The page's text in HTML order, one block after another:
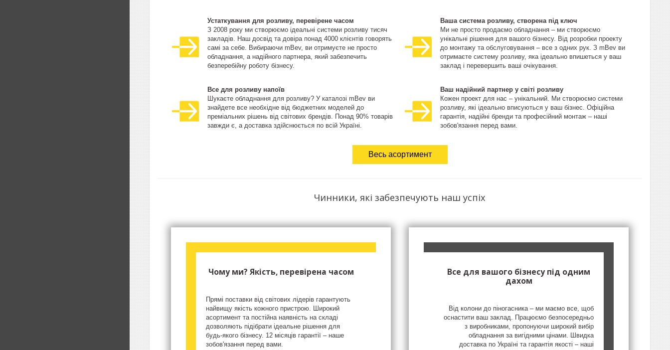
Устаткування для розливу, перевірене часом
З 2008 року ми створюємо ідеальні системи розливу тисяч
закладів. Наш досвід та довіра понад 4000 клієнтів говорять
самі за себе. Вибираючи mBev, ви отримуєте не просто
обладнання, а надійного партнера, який забезпечить
безперебійну роботу бізнесу.
Все для розливу напоїв
Шукаєте обладнання для розливу? У каталозі mBev ви
знайдете все необхідне від бюджетних моделей до
преміальних рішень від світових брендів. Понад 90% товарів
завжди є, а доставка здійснюється по всій Україні.
Ваша система розливу, створена під ключ
Ми не просто продаємо обладнання – ми створюємо
унікальні рішення для вашого бізнесу. Від розробки проекту
до монтажу та обслуговування – все з одних рук. З mBev ви
отримаєте систему розливу, яка ідеально впишеться у ваш
заклад і перевершить ваші очікування.
Ваш надійний партнер у світі розливу
Кожен проект для нас – унікальний. Ми створюємо системи
розливу, які ідеально вписуються у ваш бізнес. Офіційна
гарантія, надійні бренди та професійний монтаж – наші
зобов'язання перед вами.
Весь асортимент
Чинники, які забезпечують наш успіх
Чому ми? Якість, перевірена часом
Прямі поставки від світових лідерів гарантують
найвищу якість кожного пристрою. Широкий
асортимент та постійна наявність на складі
дозволяють підібрати ідеальне рішення для
будь-якого бізнесу. 12 місяців гарантії – наше
зобов'язання перед вами.
Все для вашого бізнесу під одним
дахом
Від колони до піногасника – ми маємо все, щоб
оснастити ваш заклад. Працюємо безпосередньо
з виробниками, пропонуючи широкий вибір
обладнання за вигідними цінами. Швидка
доставка по Україні та гарантія якості – наші